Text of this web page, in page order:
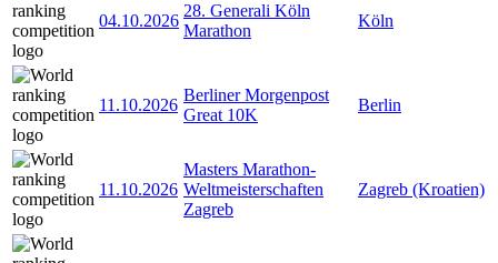
04.10.2026
28. Generali Köln
Marathon
Köln
11.10.2026
Berliner Morgenpost
Great 10K
Berlin
11.10.2026
Masters Marathon-
Weltmeisterschaften
Zagreb
Zagreb (Kroatien)